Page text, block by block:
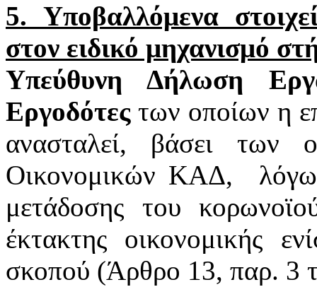
5. Υποβαλλόμενα
στον ειδικό μηχανισμό
Υπεύθυνη Δήλωση
Εργοδότεςτων οποίων η
ανασταλεί, βάσει των
Οικονομικών ΚΑΔ,
μετάδοσης του
έκτακτης οικονομικής
σκοπού (Άρθρο 13, παρ. 3